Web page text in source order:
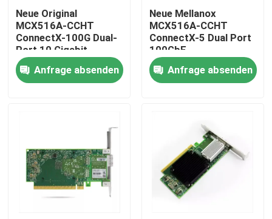
Nachrichten
Nvidia KI-Produkte
Modul 100G QSFP28
Modul 25G SFP28
Neue Original
MCX516A-CCHT
ConnectX-100G Dual-
Port 10 Gigabit
Ethernet Karte
MCX516A-CDAT
Anfrage absenden
Neue Mellanox
MCX516A-CCHT
ConnectX-5 Dual Port
100GbE
Netzwerkkarte
Adapterkarte
Anfrage absenden